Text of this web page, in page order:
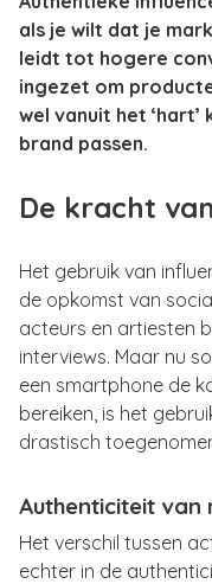
als je wilt dat je
leidt tot hogere
ingezet om
wel vanuit het
brand passen.
De kracht
Het gebruik van
de opkomst van
acteurs en artiesten
interviews. Maar nu
een smartphone de
bereiken, is het
drastisch
Authenticiteit van
Het verschil tussen
echter in de